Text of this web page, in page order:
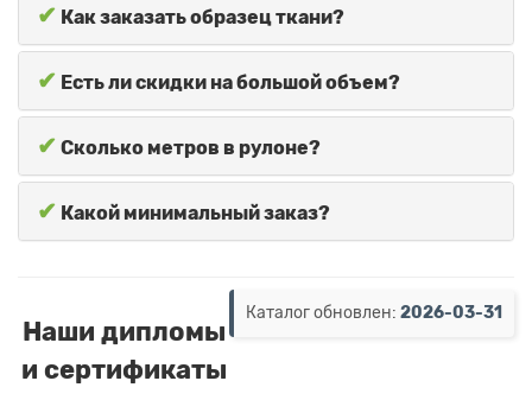
✔ Как заказать образец ткани?
✔ Есть ли скидки на большой объем?
✔ Сколько метров в рулоне?
✔ Какой минимальный заказ?
Каталог обновлен: 2026-03-31
Наши дипломы
и сертификаты